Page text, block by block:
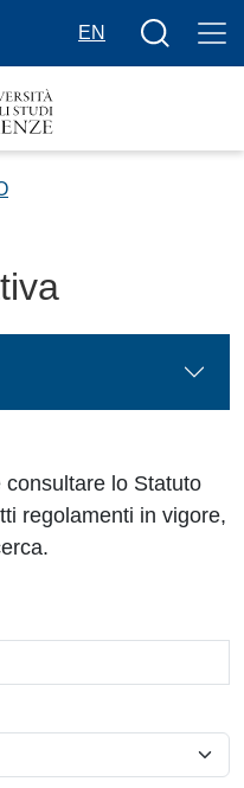
EN
Bottone
lo Statuto
regolamenti in vigore,